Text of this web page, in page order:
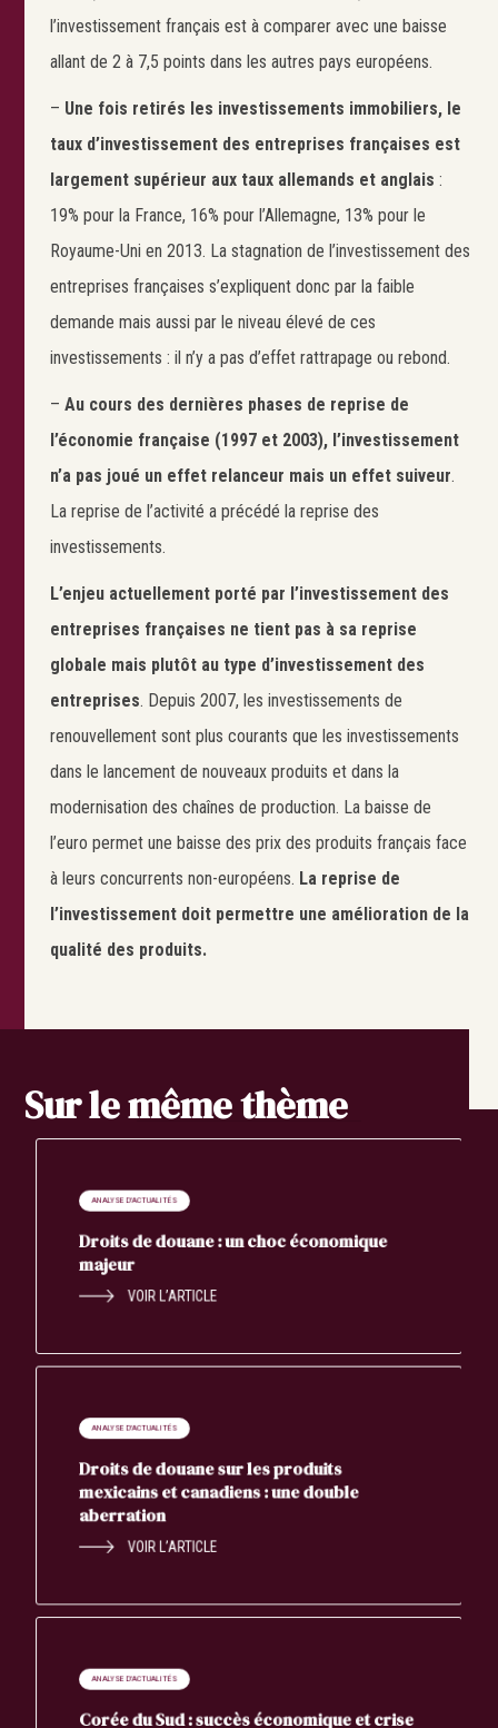
l’investissement français est à comparer avec une baisse
allant de 2 à 7,5 points dans les autres pays européens.
– Une fois retirés les investissements immobiliers, le
taux d’investissement des entreprises françaises est
largement supérieur aux taux allemands et anglais :
19% pour la France, 16% pour l’Allemagne, 13% pour le
Royaume-Uni en 2013. La stagnation de l’investissement des
entreprises françaises s’expliquent donc par la faible
demande mais aussi par le niveau élevé de ces
investissements : il n’y a pas d’effet rattrapage ou rebond.
– Au cours des dernières phases de reprise de
l’économie française (1997 et 2003), l’investissement
n’a pas joué un effet relanceur mais un effet suiveur.
La reprise de l’activité a précédé la reprise des
investissements.
L’enjeu actuellement porté par l’investissement des
entreprises françaises ne tient pas à sa reprise
globale mais plutôt au type d’investissement des
entreprises. Depuis 2007, les investissements de
renouvellement sont plus courants que les investissements
dans le lancement de nouveaux produits et dans la
modernisation des chaînes de production. La baisse de
l’euro permet une baisse des prix des produits français face
à leurs concurrents non-européens. La reprise de
l’investissement doit permettre une amélioration de la
qualité des produits.
Sur le même thème
ANALYSE D'ACTUALITÉS
Droits de douane : un choc économique
majeur
VOIR L’ARTICLE
ANALYSE D'ACTUALITÉS
Droits de douane sur les produits
mexicains et canadiens : une double
aberration
VOIR L’ARTICLE
ANALYSE D'ACTUALITÉS
Corée du Sud : succès économique et crise
Rechercher